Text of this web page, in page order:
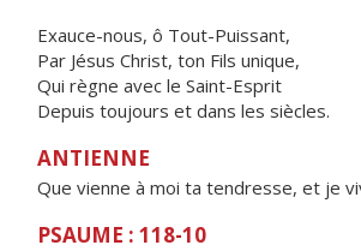
Exauce-nous, ô Tout-Puissant,
Par Jésus Christ, ton Fils unique,
Qui règne avec le Saint-Esprit
Depuis toujours et dans les siècles.
ANTIENNE
Que vienne à moi ta tendresse, et je
PSAUME : 118-10